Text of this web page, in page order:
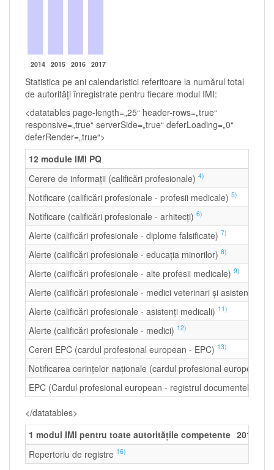
2014 2015 2016 2017
Statistica pe ani calendaristici referitoare la numărul total
de autorităţi înregistrate pentru fiecare modul IMI:
<datatables page-length=„25“ header-rows=„true“
responsive=„true“ serverSide=„true“ deferLoading=„0“
deferRender=„true“>
12 module IMI PQ
Cerere de informații (calificări profesionale) 4)
Notificare (calificări profesionale - profesii medicale) 5)
Notificare (calificări profesionale - arhitecți) 6)
Alerte (calificări profesionale - diplome falsificate) 7)
Alerte (calificări profesionale - educația minorilor) 8)
Alerte (calificări profesionale - alte profesii medicale) 9)
Alerte (calificări profesionale - medici veterinari și asistenți
Alerte (calificări profesionale - asistenți medicali) 11)
Alerte (calificări profesionale - medici) 12)
Cereri EPC (cardul profesional european - EPC) 13)
Notificarea cerințelor naționale (cardul profesional european -
EPC (Cardul profesional european - registrul documentelor-tip)
</datatables>
1 modul IMI pentru toate autorităţile competente 2014
Repertoriu de registre 16)